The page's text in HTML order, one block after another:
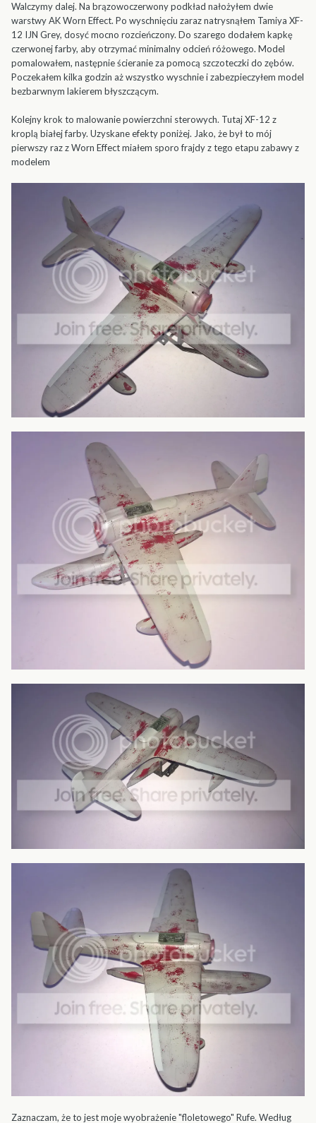
Walczymy dalej. Na brązowoczerwony podkład nałożyłem dwie
warstwy AK Worn Effect. Po wyschnięciu zaraz natrysnąłem Tamiya XF-
12 IJN Grey, dosyć mocno rozcieńczony. Do szarego dodałem kapkę
czerwonej farby, aby otrzymać minimalny odcień różowego. Model
pomalowałem, następnie ścieranie za pomocą szczoteczki do zębów.
Poczekałem kilka godzin aż wszystko wyschnie i zabezpieczyłem model
bezbarwnym lakierem błyszczącym.
Kolejny krok to malowanie powierzchni sterowych. Tutaj XF-12 z
kroplą białej farby. Uzyskane efekty poniżej. Jako, że był to mój
pierwszy raz z Worn Effect miałem sporo frajdy z tego etapu zabawy z
modelem
Zaznaczam, że to jest moje wyobrażenie "floletowego" Rufe. Według